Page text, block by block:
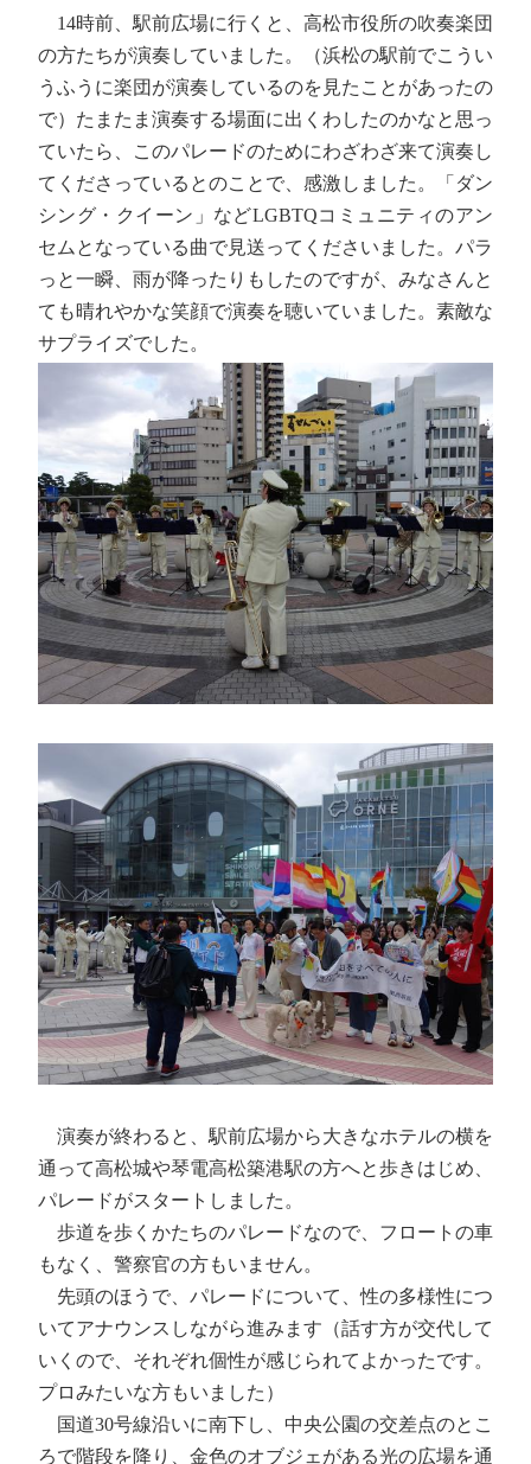
14時前、駅前広場に行くと、高松市役所の吹奏楽団
の方たちが演奏していました。（浜松の駅前でこうい
うふうに楽団が演奏しているのを見たことがあったの
で）たまたま演奏する場面に出くわしたのかなと思っ
ていたら、このパレードのためにわざわざ来て演奏し
てくださっているとのことで、感激しました。「ダン
シング・クイーン」などLGBTQコミュニティのアン
セムとなっている曲で見送ってくださいました。パラ
っと一瞬、雨が降ったりもしたのですが、みなさんと
ても晴れやかな笑顔で演奏を聴いていました。素敵な
サプライズでした。
演奏が終わると、駅前広場から大きなホテルの横を
通って高松城や琴電高松築港駅の方へと歩きはじめ、
パレードがスタートしました。
歩道を歩くかたちのパレードなので、フロートの車
もなく、警察官の方もいません。
先頭のほうで、パレードについて、性の多様性につ
いてアナウンスしながら進みます（話す方が交代して
いくので、それぞれ個性が感じられてよかったです。
プロみたいな方もいました）
国道30号線沿いに南下し、中央公園の交差点のとこ
ろで階段を降り、金色のオブジェがある光の広場を通